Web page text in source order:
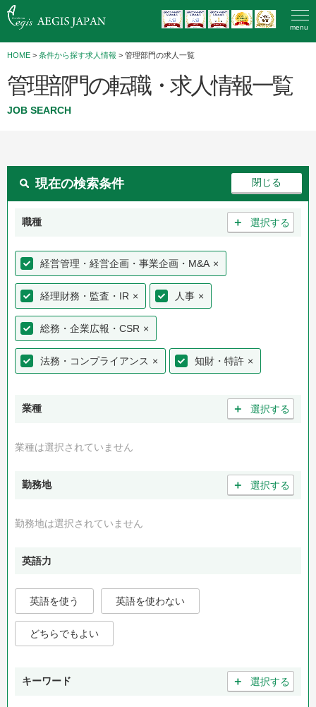
menu
HOME > 条件から探す求人情報 > 管理部門の求人一覧
管理部門の転職・求人情報一覧
JOB SEARCH
現在の検索条件
職種 ＋ 選択する
経営管理・経営企画・事業企画・M&A ×
経理財務・監査・IR × 人事 ×
総務・企業広報・CSR ×
法務・コンプライアンス × 知財・特許 ×
業種 ＋ 選択する
業種は選択されていません
勤務地 ＋ 選択する
勤務地は選択されていません
英語力
英語を使う 英語を使わない
どちらでもよい
キーワード ＋ 選択する